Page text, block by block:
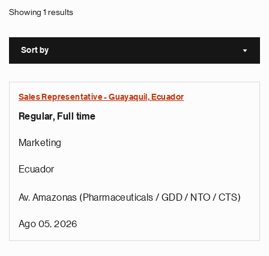
Showing 1 results
Sort by Sort
Sales Representative - Guayaquil, Ecuador
Regular, Full time
Marketing
Ecuador
Av. Amazonas (Pharmaceuticals / GDD / NTO / CTS)
Ago 05, 2026